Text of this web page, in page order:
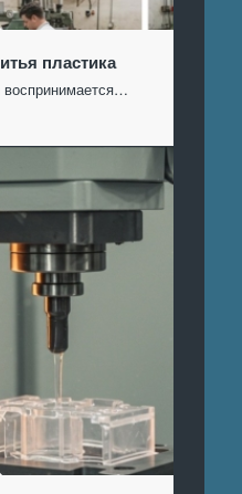
пластика
воспринимается…